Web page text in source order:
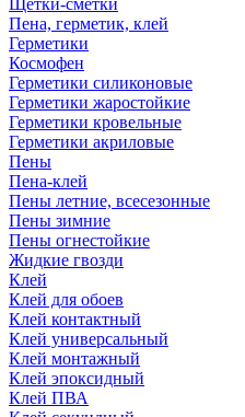
Щетки-смётки
Пена, герметик, клей
Герметики
Космофен
Герметики силиконовые
Герметики жаростойкие
Герметики кровельные
Герметики акриловые
Пены
Пена-клей
Пены летние, всесезонные
Пены зимние
Пены огнестойкие
Жидкие гвозди
Клей
Клей для обоев
Клей контактный
Клей универсальный
Клей монтажный
Клей эпоксидный
Клей ПВА